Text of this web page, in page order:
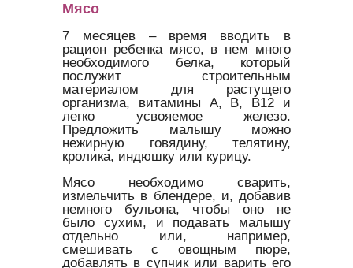
Мясо
7 месяцев – время вводить в
рацион ребенка мясо, в нем много
необходимого белка, который
послужит строительным
материалом для растущего
организма, витамины А, В, В12 и
легко усвояемое железо.
Предложить малышу можно
нежирную говядину, телятину,
кролика, индюшку или курицу.
Мясо необходимо сварить,
измельчить в блендере, и, добавив
немного бульона, чтобы оно не
было сухим, и подавать малышу
отдельно или, например,
смешивать с овощным пюре,
добавлять в супчик или варить его